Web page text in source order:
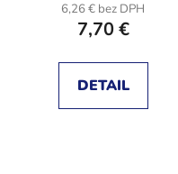
6,26 € bez DPH
7,70 €
DETAIL